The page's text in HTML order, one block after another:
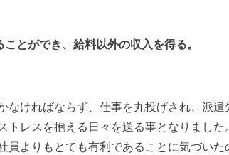
とができ、給料以外の収入を得る。
ければならず、仕事を丸投げされ、派遣
レスを抱える日々を送る事となりました
よりもとても有利であることに気づいた